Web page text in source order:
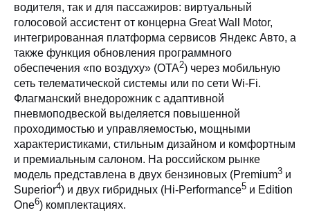
водителя, так и для пассажиров: виртуальный
голосовой ассистент от концерна Great Wall Motor,
интегрированная платформа сервисов Яндекс Авто, а
также функция обновления программного
обеспечения «по воздуху» (OTA2) через мобильную
сеть телематической системы или по сети Wi-Fi.
Флагманский внедорожник с адаптивной
пневмоподвеской выделяется повышенной
проходимостью и управляемостью, мощными
характеристиками, стильным дизайном и комфортным
и премиальным салоном. На российском рынке
модель представлена в двух бензиновых (Premium3 и
Superior4) и двух гибридных (Hi‑Performance5 и Edition
One6) комплектациях.